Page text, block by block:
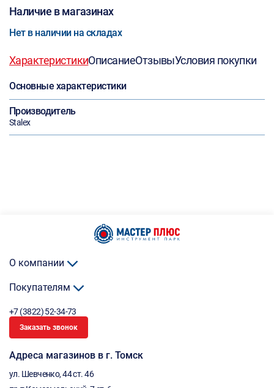
Наличие в магазинах
Нет в наличии на складах
ХарактеристикиОписаниеОтзывыУсловия покупки
Основные характеристики
Производитель
Stalex
О компании
Покупателям
+7 (3822) 52-34-73
Заказать звонок
Адреса магазинов в г. Томск
ул. Шевченко, 44 ст. 46